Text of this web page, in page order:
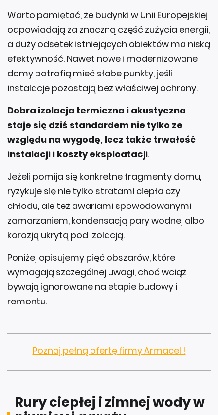
Warto pamiętać, że budynki w Unii Europejskiej
odpowiadają za znaczną część zużycia energii,
a duży odsetek istniejących obiektów ma niską
efektywność. Nawet nowe i modernizowane
domy potrafią mieć słabe punkty, jeśli
instalacje pozostają bez właściwej ochrony.
Dobra izolacja termiczna i akustyczna
staje się dziś standardem nie tylko ze
względu na wygodę, lecz także trwałość
instalacji i koszty eksploatacji.
Jeżeli pomija się konkretne fragmenty domu,
ryzykuje się nie tylko stratami ciepła czy
chłodu, ale też awariami spowodowanymi
zamarzaniem, kondensacją pary wodnej albo
korozją ukrytą pod izolacją.
Poniżej opisujemy pięć obszarów, które
wymagają szczególnej uwagi, choć wciąż
bywają ignorowane na etapie budowy i
remontu.
Poznaj pełną ofertę firmy Armacell!
Rury ciepłej i zimnej wody w